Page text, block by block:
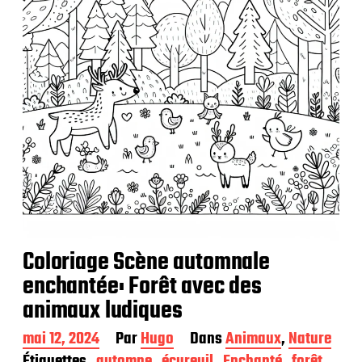
Coloriage Scène automnale
enchantée: Forêt avec des
animaux ludiques
D
a
mai 12, 2024 ParHugo DansAnimaux,Nature